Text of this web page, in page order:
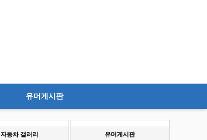
유머게시판
자동차 갤러리 유머게시판